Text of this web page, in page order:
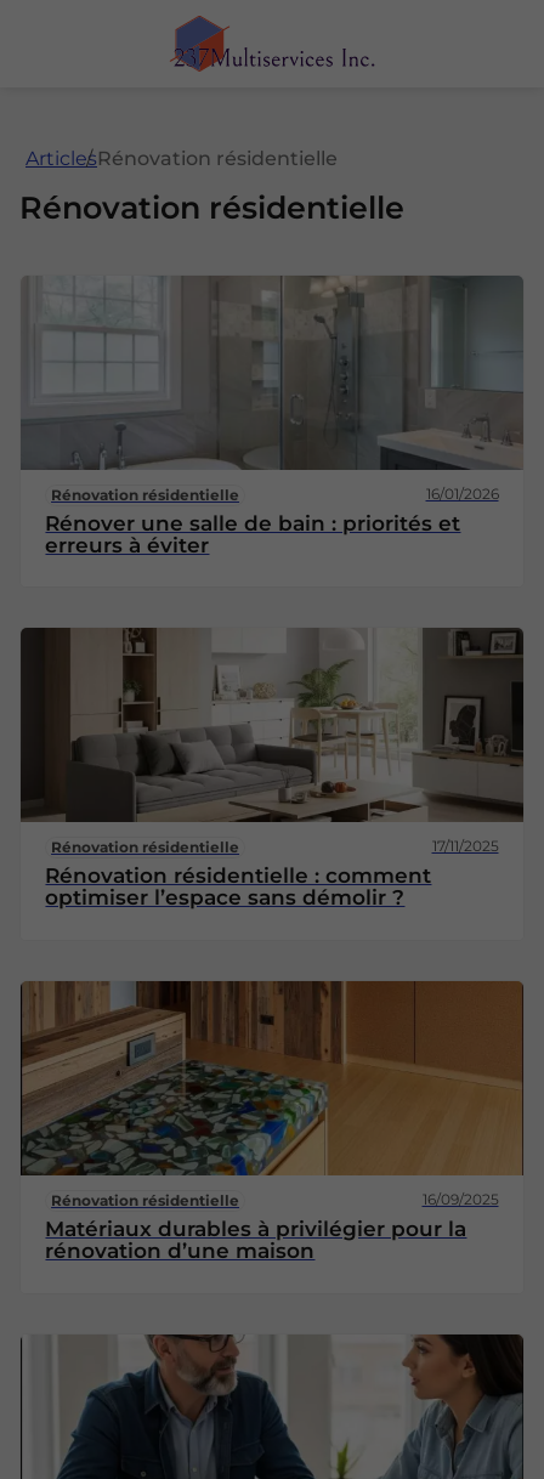
ArticlesRénovation résidentielle
Rénovation résidentielle
Rénovation résidentielle 16/01/2026
Rénover une salle de bain : priorités et
erreurs à éviter
Rénovation résidentielle 17/11/2025
Rénovation résidentielle : comment
optimiser l’espace sans démolir ?
Rénovation résidentielle 16/09/2025
Matériaux durables à privilégier pour la
rénovation d’une maison